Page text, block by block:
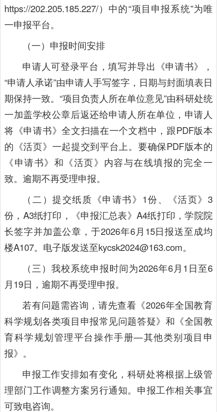
https://202.205.185.227/）中的“项目申报系统”为唯
一申报平台。
（一）申报时间安排
申请人可登录平台，填写并导出《申请书》，
“申请人承诺”由申请人手写签字，日期与封面填表日
期保持一致。“项目负责人所在单位意见”由科研处统
一加盖学校公章后返还给申请人所在单位，申请人
将《申请书》全文扫描在一个文档中，跟PDF版本
的《活页》一起提交到平台上。要确保PDF版本的
《申请书》和《活页》内容与在线填报的完全一
致。逾期不再受理申报。
（二）提交纸质《申请书》1份、《活页》3
份，A3纸打印，《申报汇总表》A4纸打印，学院院
长签字并加盖公章，于2026年6月15日报送至成均
楼A107。电子版发送至kycsk2024@163.com。
（三）我校系统申报时间为2026年6月1日至6
月19日，逾期不再受理申报。
若有问题需咨询，请先查看《2026年全国教育
科学规划各类项目申报常见问题答疑》和《全国教
育科学规划管理平台操作手册—其他类别项目申
报》。
申报工作安排如有变化，科研处将根据上级管
理部门工作调整方案另行通知。申报工作相关事宜
可致电咨询。